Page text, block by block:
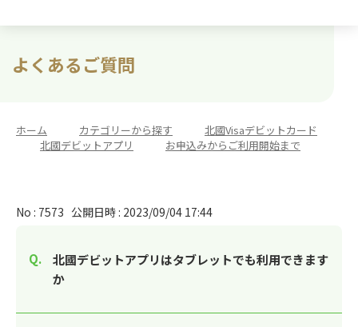
よくあるご質問
ホーム カテゴリーから探す
北國Visaデビットカード
北國デビットアプリ お申込みからご利用開始まで
No : 7573 公開日時 : 2023/09/04 17:44
北國デビットアプリはタブレットでも利用できます
か